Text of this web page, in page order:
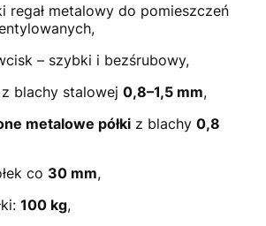
regał metalowy do pomieszczeń
– szybki i bezśrubowy,
blachy stalowej 0,8–1,5 mm,
metalowe półki z blachy 0,8
co 30 mm,
100 kg,